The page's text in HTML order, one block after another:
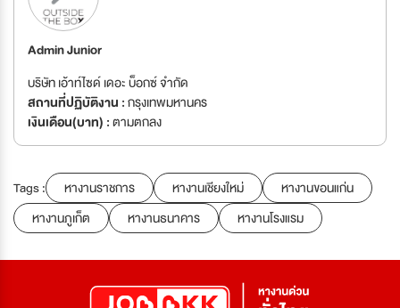
Admin Junior
บริษัท เอ้าท์ไซด์ เดอะ บ็อกซ์ จำกัด
สถานที่ปฏิบัติงาน :กรุงเทพมหานคร
เงินเดือน(บาท) :ตามตกลง
Tags : หางานราชการ หางานเชียงใหม่
หางานขอนแก่น
หางานภูเก็ต
หางานธนาคาร หางานโรงแรม